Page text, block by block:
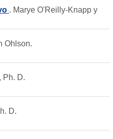
. Marye O'Reilly-Knapp y
Ohlson.
Ph. D.
D.